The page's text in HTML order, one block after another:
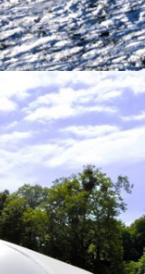
GLIWICE